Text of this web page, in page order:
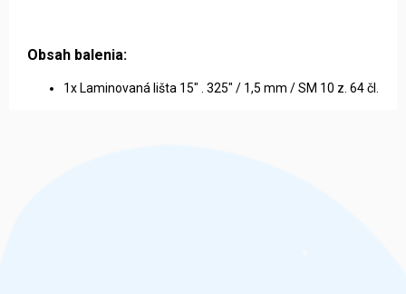
Obsah balenia:
1x Laminovaná lišta 15" . 325" / 1,5 mm / SM 10 z. 64 čl.